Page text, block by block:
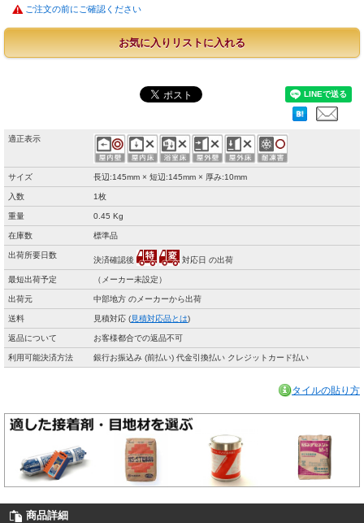
ご注文の前にご確認ください
お気に入りリストに入れる
適正表示
サイズ 長辺:145mm × 短辺:145mm × 厚み:10mm
入数 1枚
重量 0.45 Kg
在庫数 標準品
出荷所要日数
決済確認後 対応日 の出荷
最短出荷予定 （メーカー未設定）
出荷元 中部地方 のメーカーから出荷
送料 見積対応 (見積対応品とは)
返品について お客様都合での返品不可
利用可能決済方法 銀行お振込み (前払い) 代金引換払い クレジットカード払い
タイルの貼り方
商品詳細